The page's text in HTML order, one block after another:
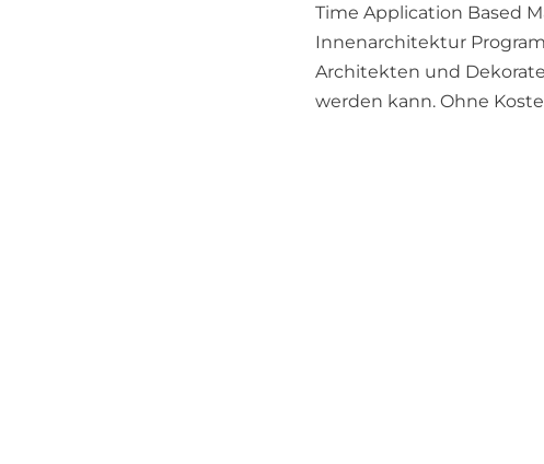
Time Application Based
Innenarchitektur
Architekten und
werden kann. Ohne